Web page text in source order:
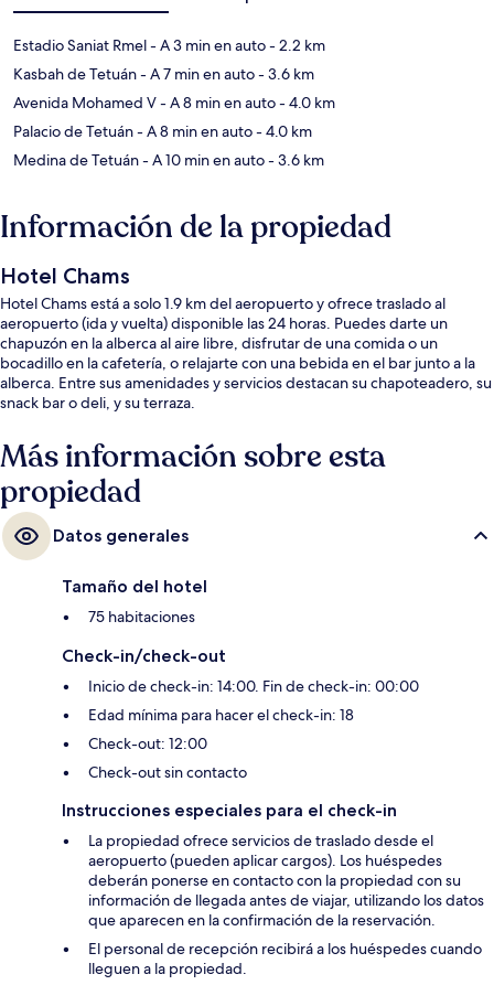
Estadio Saniat Rmel- A 3 min en auto- 2.2 km
Kasbah de Tetuán- A 7 min en auto- 3.6 km
Avenida Mohamed V- A 8 min en auto- 4.0 km
Palacio de Tetuán- A 8 min en auto- 4.0 km
Medina de Tetuán- A 10 min en auto- 3.6 km
Información de la propiedad
Hotel Chams
Hotel Chams está a solo 1.9 km del aeropuerto y ofrece traslado al
aeropuerto (ida y vuelta) disponible las 24 horas. Puedes darte un
chapuzón en la alberca al aire libre, disfrutar de una comida o un
bocadillo en la cafetería, o relajarte con una bebida en el bar junto a la
alberca. Entre sus amenidades y servicios destacan su chapoteadero, su
snack bar o deli, y su terraza.
Más información sobre esta
propiedad
Datos generales
Tamaño del hotel
75 habitaciones
Check-in/check-out
Inicio de check-in: 14:00. Fin de check-in: 00:00
Edad mínima para hacer el check-in: 18
Check-out: 12:00
Check-out sin contacto
Instrucciones especiales para el check-in
La propiedad ofrece servicios de traslado desde el
aeropuerto (pueden aplicar cargos). Los huéspedes
deberán ponerse en contacto con la propiedad con su
información de llegada antes de viajar, utilizando los datos
que aparecen en la confirmación de la reservación.
El personal de recepción recibirá a los huéspedes cuando
lleguen a la propiedad.